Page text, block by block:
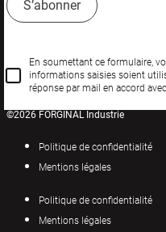
En soumettant ce formulaire,
informations saisies soient
réponse par mail en accord
©2026 FORGINAL Industrie
Politique de confidentialité
Mentions légales
Politique de confidentialité
Mentions légales